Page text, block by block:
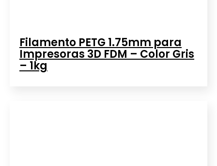
Filamento PETG 1.75mm para
Impresoras 3D FDM – Color Gris
– 1kg